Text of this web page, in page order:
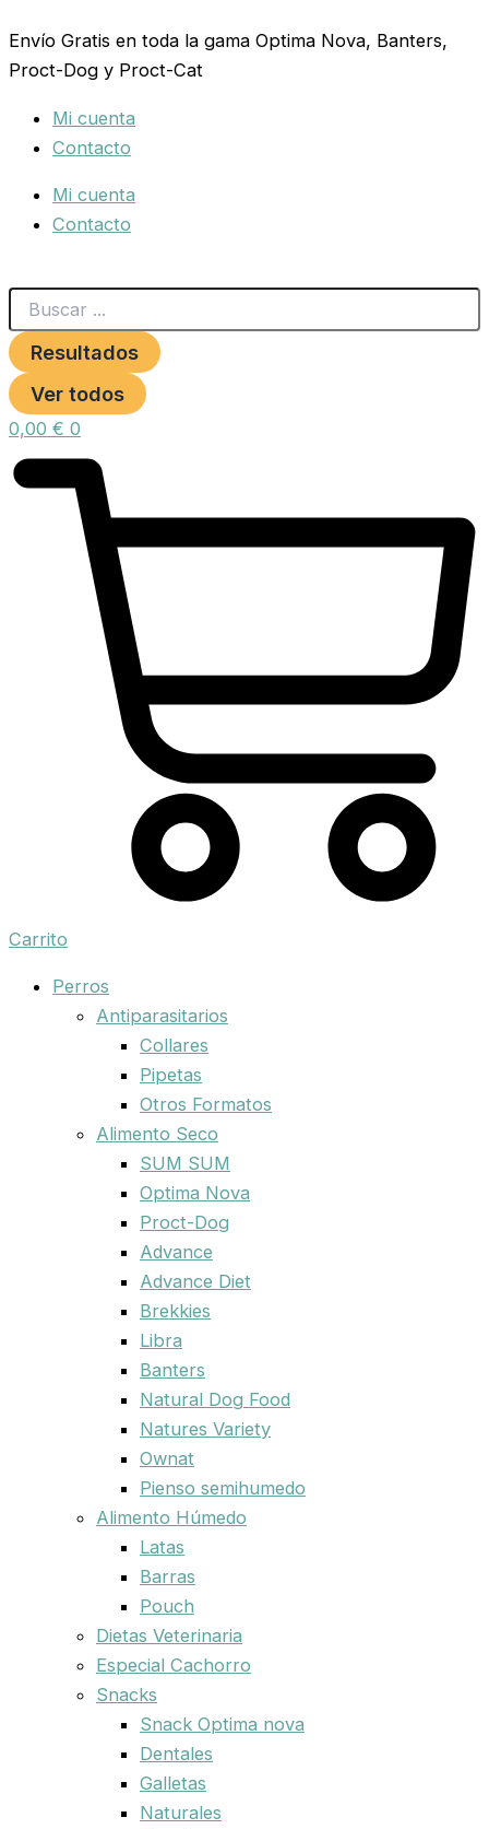
al
contenido
Envío Gratis en toda la gama Optima Nova, Banters,
Proct-Dog y Proct-Cat
Mi cuenta
Contacto
Mi cuenta
Contacto
...
Resultados
Ver todos
0,00 € 0
Carrito
Perros
Antiparasitarios
Collares
Pipetas
Otros Formatos
Alimento Seco
SUM SUM
Optima Nova
Proct-Dog
Advance
Advance Diet
Brekkies
Libra
Banters
Natural Dog Food
Natures Variety
Ownat
Pienso semihumedo
Alimento Húmedo
Latas
Barras
Pouch
Dietas Veterinaria
Especial Cachorro
Snacks
Snack Optima nova
Dentales
Galletas
Naturales
60
CREMA
(47x25x73cm.)